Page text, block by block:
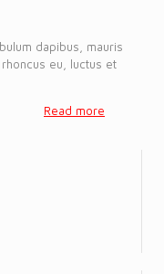
dapibus, mauris
eu, luctus et
Read more